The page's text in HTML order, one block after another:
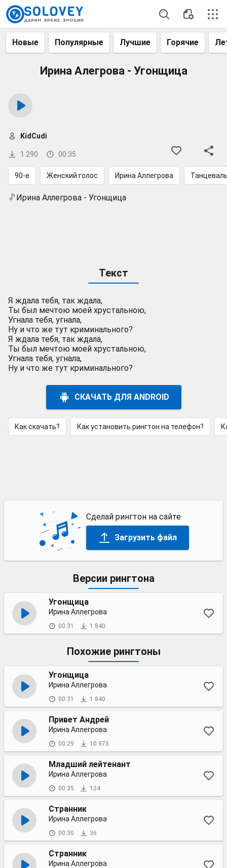
Новые Популярные Лучшие Горячие
Ирина Алегрова - Угонщица
1 290 00:35
KidCudi
90-е Женский голос Ирина Аллегрова
Ирина Аллегрова - Угонщица
Текст
Я ждала тебя, так ждала,
Ты был мечтою моей хрустальною,
Угнала тебя, угнала,
Ну и что же тут криминального?
Я ждала тебя, так ждала,
Ты был мечтою моей хрустальною,
Угнала тебя, угнала,
Ну и что же тут криминального?
СКАЧАТЬ ДЛЯ ANDROID
Как скачать? Как установить рингтон на телефон?
Сделай рингтон на сайте
Загрузить файл
Версии рингтона
Угонщица
Ирина Аллегрова
00:31 1 840
Похожие рингтоны
Угонщица
Ирина Аллегрова
00:31 1 840
Привет Андрей
Ирина Аллегрова
00:29 10 975
Младший лейтенант
Ирина Аллегрова
00:35 124
Странник
Ирина Аллегрова
00:30 36
Странник
Ирина Аллегрова